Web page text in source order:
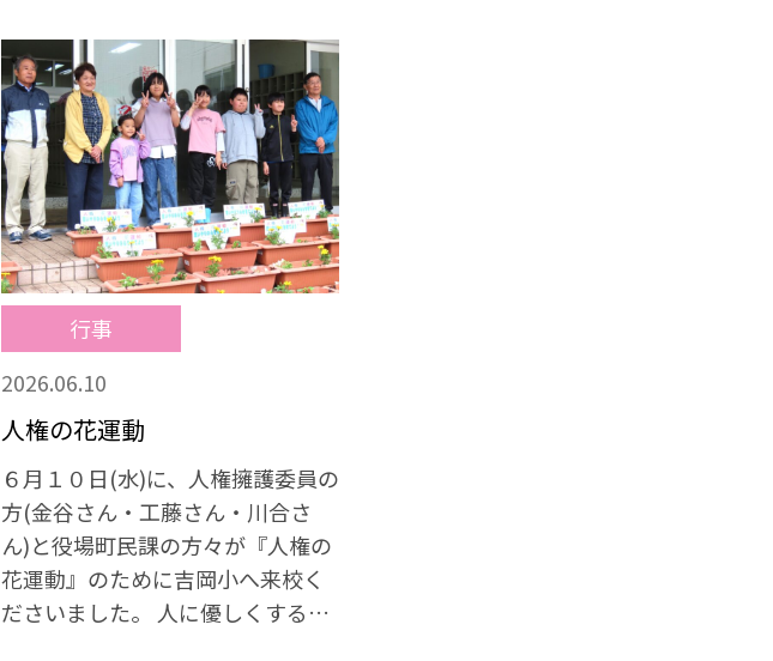
よく観察しながら、形や色の特徴
を捉え、一生懸命に絵を描いてい
ました。どの学年の子供たちも集
中して活動し、素晴らしい作品を
制作することができました。 完
成した作品は、学習発表会や町民
文化祭で展示される予定です。子
供たちの頑張りが詰まった作品が
どのように仕上がるのか、今から
とても楽しみです。
行事
2026.06.10
人権の花運動
６月１０日(水)に、人権擁護委員の
方(金谷さん・工藤さん・川合さ
ん)と役場町民課の方々が『人権の
花運動』のために吉岡小へ来校く
ださいました。 人に優しくするこ